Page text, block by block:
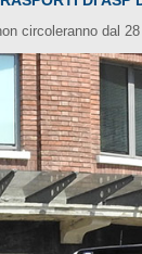
circoleranno dal